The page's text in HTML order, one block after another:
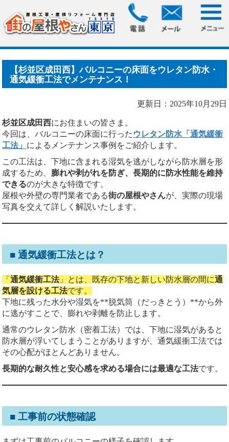
> 【杉並区成田西】バルコニーの床面をウレ
タン防水・通気緩衝工法.....
【杉並区成田西】バルコニーの床面をウレタン防水・
通気緩衝工法でメンテナンス！
更新日：2025年10月29日
杉並区成田西にお住まいの皆さま。
今回は、バルコニーの床面に行った ウレタン防水「通気緩衝
工法」 によるメンテナンス事例をご紹介します。
この工法は、下地に含まれる湿気を逃がしながら防水層を形
成するため、 膨れや剥がれを防ぎ、長期的に防水性能を維持
できるのが大きな特徴です。
屋根や外壁の専門業者である街の屋根やさんが、実際の現場
写真を交えて詳しく解説いたします。
■ 通気緩衝工法とは？
「通気緩衝工法」とは、既存の下地と新しい防水層の間に通
気層を設ける工法です。
下地に残った水分や湿気を**脱気筒（だっきとう）**から外
に逃がすことで、膨れや剥離を防止します。
通常のウレタン防水（密着工法）では、下地に湿気があると
防水層が浮いてしまうことがありますが、通気緩衝工法では
その心配がほとんどありません。
長期的な耐久性と安心感を求める場合には最適な工法です。
■ 工事前の状態確認